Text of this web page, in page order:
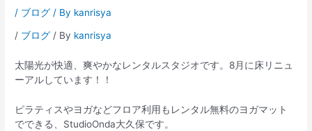
/ ブログ / By kanrisya
/ ブログ / By kanrisya
太陽光が快適、爽やかなレンタルスタジオです。8月に床リニュ
ーアルしています！！
ピラティスやヨガなどフロア利用もレンタル無料のヨガマット
でできる、StudioOnda大久保です。